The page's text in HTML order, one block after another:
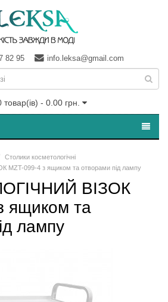
82 95 info.leksa@gmail.com
товар(ів) - 0.00 грн.
Столики косметологічні
099-4 з ящиком та отворами під лампу
ВІЗОК
ящиком та
лампу